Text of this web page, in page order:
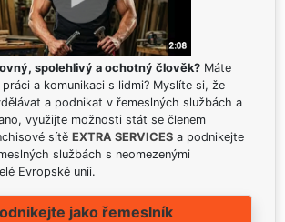
spolehlivý a ochotný člověk? Máte
a komunikaci s lidmi? Myslíte si, že
a podnikat v řemeslných službách a
využijte možnosti stát se členem
sítě EXTRA SERVICES a podnikejte
službách s neomezenými
Evropské unii.
jako řemeslník